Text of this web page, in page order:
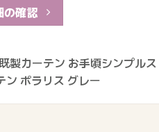
の確認
製カーテン お手頃シンプルス
ン ポラリス グレー